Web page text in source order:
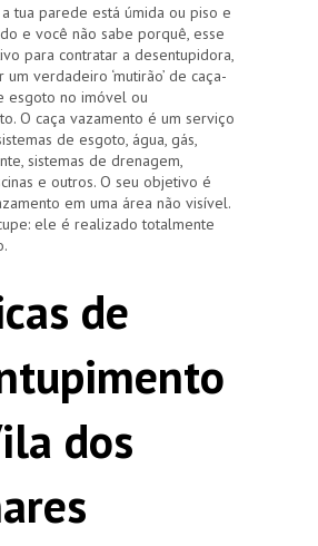
tua parede está úmida ou piso e
e você não sabe porquê, esse
para contratar a desentupidora,
verdadeiro ‘mutirão’ de caça-
esgoto no imóvel ou
O caça vazamento é um serviço
de esgoto, água, gás,
sistemas de drenagem,
e outros. O seu objetivo é
em uma área não visível.
ele é realizado totalmente
de
dos